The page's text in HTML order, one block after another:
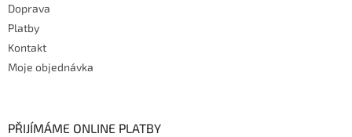
Doprava
Platby
Kontakt
Moje objednávka
PŘIJÍMÁME ONLINE PLATBY